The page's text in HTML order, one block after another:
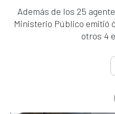
Además de los 25
Ministerio Público emitió
otros 4